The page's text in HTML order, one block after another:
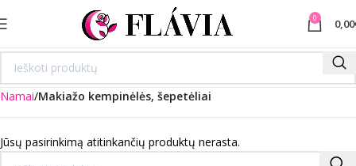
0 0,00
Namai Makiažo kempinėlės, šepetėliai
Jūsų pasirinkimą atitinkančių produktų nerasta.